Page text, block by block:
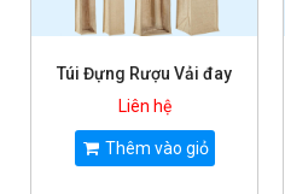
Túi Đựng Rượu Vải đay
Liên hệ
Thêm vào giỏ